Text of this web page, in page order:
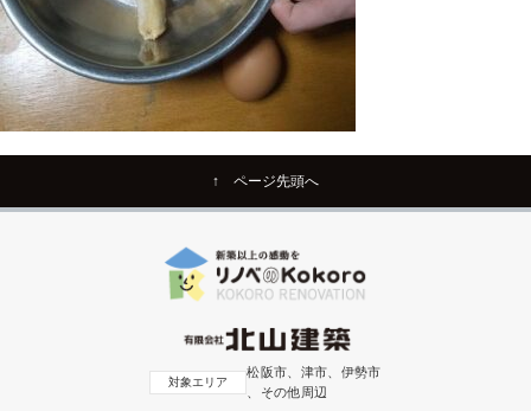
↑ ページ先頭へ
対象エリア
松阪市、津市、伊勢市
、その他周辺